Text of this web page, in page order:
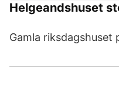
Helgeandshuset
Gamla riksdagshuset